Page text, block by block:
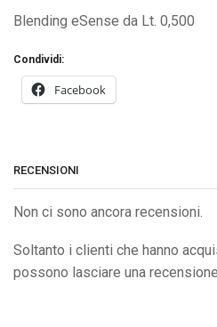
Blending eSense da Lt. 0,500
Condividi:
Facebook
RECENSIONI
Non ci sono ancora recensioni.
Soltanto i clienti che hanno
possono lasciare una